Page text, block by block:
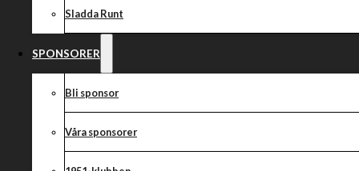
Sladda Runt
SPONSORER
Bli sponsor
Våra sponsorer